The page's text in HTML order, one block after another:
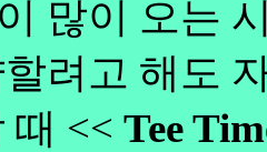
많이 오는
려고 해도
때 << Tee